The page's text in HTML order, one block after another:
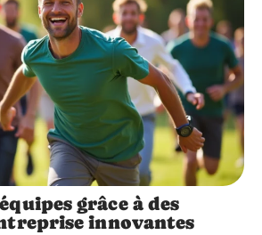
grâce à des
innovantes